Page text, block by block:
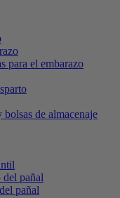
para el embarazo
bolsas de almacenaje
del pañal
pañal